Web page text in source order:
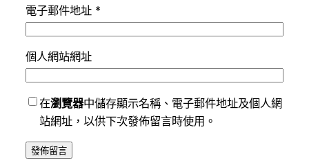
電子郵件地址 *
個人網站網址
在瀏覽器中儲存顯示名稱、電子郵件地址及個人網
站網址，以供下次發佈留言時使用。